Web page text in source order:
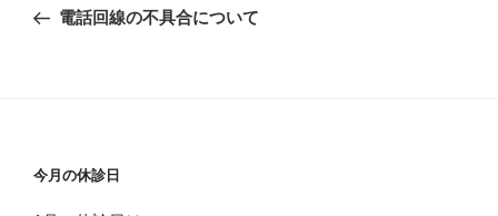
ナ
ョ
の
電話回線の不具合について
今月の休診日